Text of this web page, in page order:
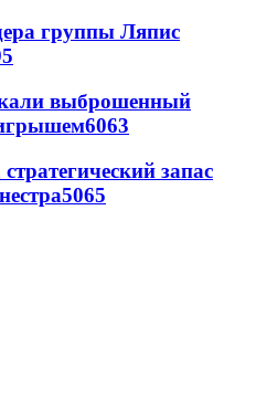
группы Ляпис
выброшенный
6063
запас
5065